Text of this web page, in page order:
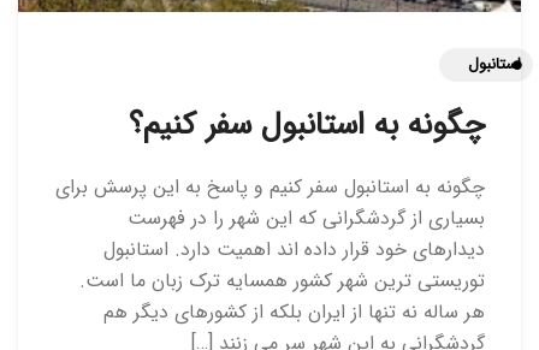
استانبول
چگونه به استانبول سفر کنیم؟
چگونه به استانبول سفر کنیم و پاسخ به این پرسش برای
بسیاری از گردشگرانی که این شهر را در فهرست
دیدارهای خود قرار داده اند اهمیت دارد. استانبول
توریستی ترین شهر کشور همسایه ترک زبان ما است.
هر ساله نه تنها از ایران بلکه از کشورهای دیگر هم
گردشگرانی به این شهر سر می زنند […]